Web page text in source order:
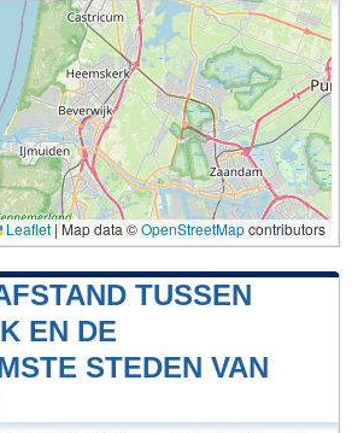
Leaflet |Map data ©OpenStreetMapcontributors
TUSSEN
EN DE
STEDEN VAN